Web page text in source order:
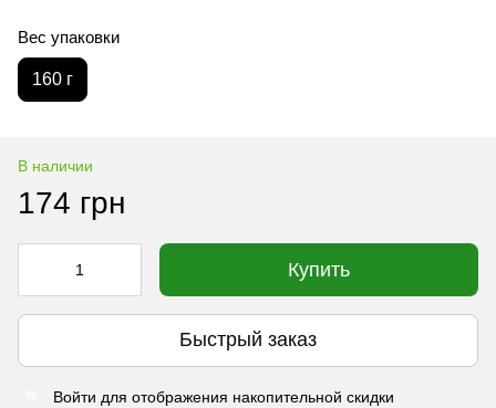
Вес упаковки
160 г
В наличии
174 грн
Купить
Быстрый заказ
Войти для отображения накопительной скидки